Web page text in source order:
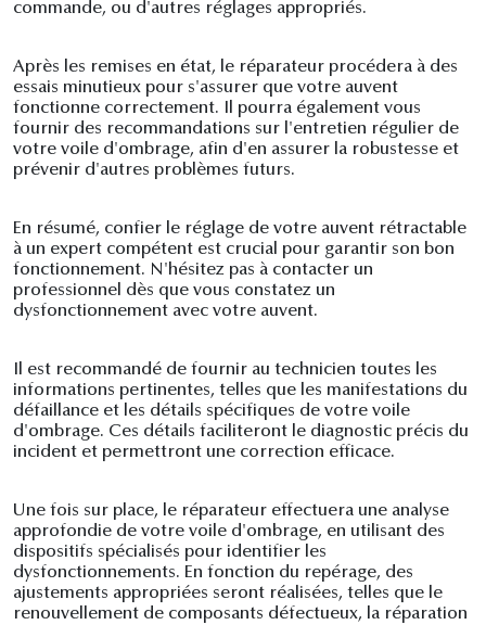
commande, ou d'autres réglages appropriés.
Après les remises en état, le réparateur procédera à des
essais minutieux pour s'assurer que votre auvent
fonctionne correctement. Il pourra également vous
fournir des recommandations sur l'entretien régulier de
votre voile d'ombrage, afin d'en assurer la robustesse et
prévenir d'autres problèmes futurs.
En résumé, confier le réglage de votre auvent rétractable
à un expert compétent est crucial pour garantir son bon
fonctionnement. N'hésitez pas à contacter un
professionnel dès que vous constatez un
dysfonctionnement avec votre auvent.
Il est recommandé de fournir au technicien toutes les
informations pertinentes, telles que les manifestations du
défaillance et les détails spécifiques de votre voile
d'ombrage. Ces détails faciliteront le diagnostic précis du
incident et permettront une correction efficace.
Une fois sur place, le réparateur effectuera une analyse
approfondie de votre voile d'ombrage, en utilisant des
dispositifs spécialisés pour identifier les
dysfonctionnements. En fonction du repérage, des
ajustements appropriées seront réalisées, telles que le
renouvellement de composants défectueux, la réparation